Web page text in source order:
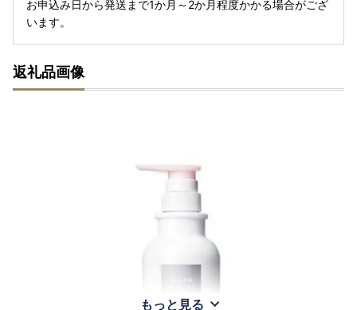
お申込み日から発送まで1か月～2か月程度かかる場合がござ
います。
返礼品画像
もっと見る